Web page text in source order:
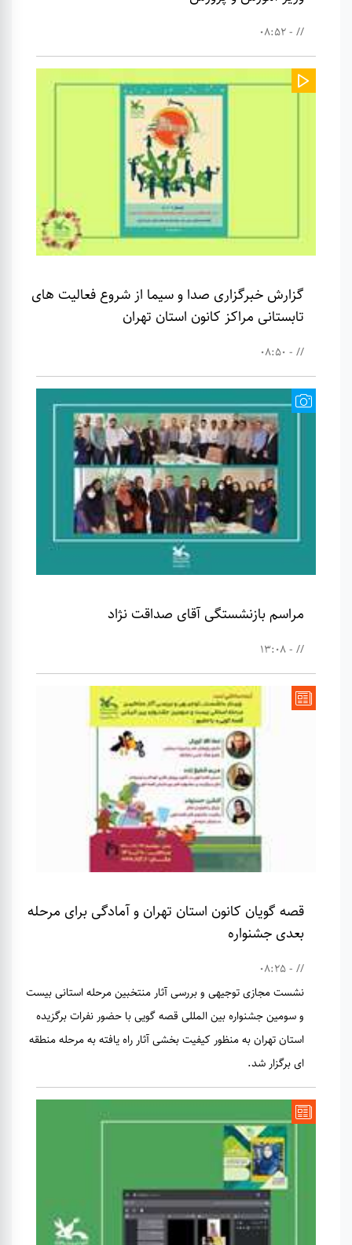
// - 08:52
گزارش خبرگزاری صدا و سیما از شروع فعالیت های
تابستانی مراکز کانون استان تهران
// - 08:50
مراسم بازنشستگی آقای صداقت نژاد
// - 13:08
قصه گویان کانون استان تهران و آمادگی برای مرحله
بعدی جشنواره
// - 08:25
نشست مجازی توجیهی و بررسی آثار منتخبین مرحله استانی بیست
و سومین جشنواره بین المللی قصه گویی با حضور نفرات برگزیده
استان تهران به منظور کیفیت بخشی آثار راه یافته به مرحله منطقه
ای برگزار شد.